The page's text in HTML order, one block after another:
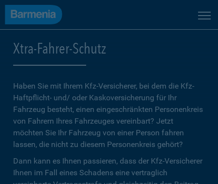
Xtra-Fahrer-Schutz
Haben Sie mit Ihrem Kfz-Versicherer, bei dem die Kfz-
Haftpflicht- und/ oder Kaskoversicherung für Ihr
Fahrzeug besteht, einen eingeschränkten Personenkreis
von Fahrern Ihres Fahrzeuges vereinbart? Jetzt
möchten Sie Ihr Fahrzeug von einer Person fahren
lassen, die nicht zu diesem Personenkreis gehört?
Dann kann es Ihnen passieren, dass der Kfz-Versicherer
Ihnen im Fall eines Schadens eine vertraglich